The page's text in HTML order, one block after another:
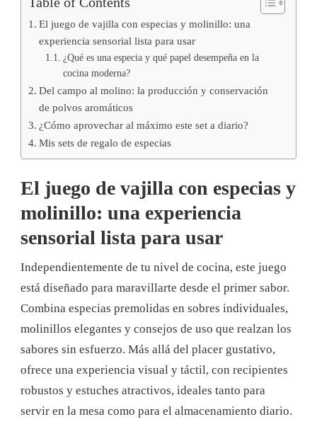
El juego de vajilla con especias y molinillo: una
experiencia sensorial lista para usar
¿Qué es una especia y qué papel desempeña en la
cocina moderna?
Del campo al molino: la producción y conservación
de polvos aromáticos
¿Cómo aprovechar al máximo este set a diario?
Mis sets de regalo de especias
El juego de vajilla con especias y
molinillo: una experiencia
sensorial lista para usar
Independientemente de tu nivel de cocina, este juego
está diseñado para maravillarte desde el primer sabor.
Combina especias premolidas en sobres individuales,
molinillos elegantes y consejos de uso que realzan los
sabores sin esfuerzo. Más allá del placer gustativo,
ofrece una experiencia visual y táctil, con recipientes
robustos y estuches atractivos, ideales tanto para
servir en la mesa como para el almacenamiento diario.